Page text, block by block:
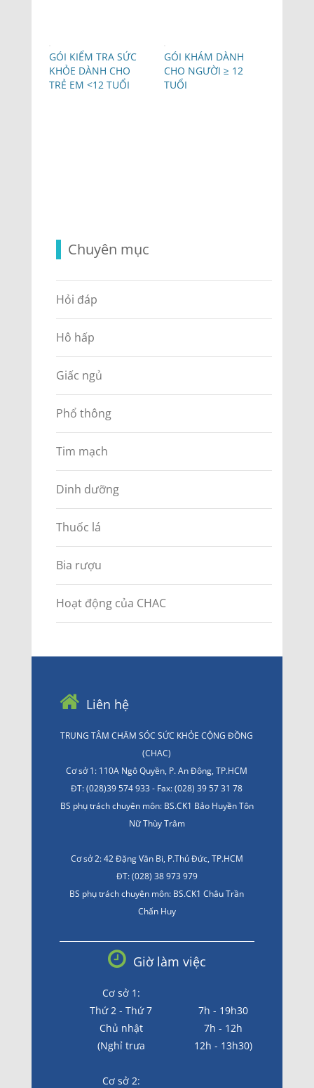
GÓI KIỂM TRA SỨC
KHỎE DÀNH CHO
TRẺ EM <12 TUỔI
GÓI KHÁM DÀNH
CHO NGƯỜI ≥ 12
TUỔI
Chuyên mục
Hỏi đáp
Hô hấp
Giấc ngủ
Phổ thông
Tim mạch
Dinh dưỡng
Thuốc lá
Bia rượu
Hoạt động của CHAC
Liên hệ
TRUNG TÂM CHĂM SÓC SỨC KHỎE CỘNG ĐỒNG
(CHAC)
Cơ sở 1: 110A Ngô Quyền, P. An Đông, TP.HCM
ĐT: (028)39 574 933 - Fax: (028) 39 57 31 78
BS phụ trách chuyên môn: BS.CK1 Bảo Huyền Tôn
Nữ Thùy Trâm
Cơ sở 2: 42 Đặng Văn Bi, P.Thủ Đức, TP.HCM
ĐT: (028) 38 973 979
BS phụ trách chuyên môn: BS.CK1 Châu Trần
Chấn Huy
Giờ làm việc
Cơ sở 1:
Thứ 2 - Thứ 7
7h - 19h30
Chủ nhật
7h - 12h
(Nghỉ trưa
12h - 13h30)
Cơ sở 2: